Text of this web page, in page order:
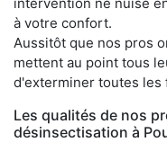
à votre confort.
Aussitôt que nos pros
mettent au point tous
d'exterminer toutes les
Les qualités de nos
désinsectisation à